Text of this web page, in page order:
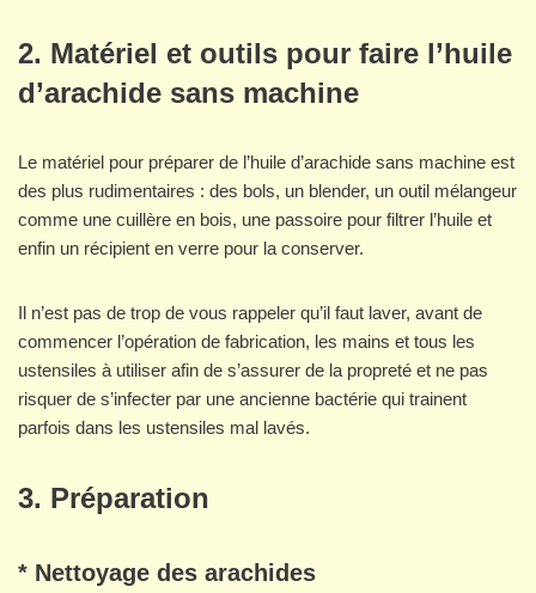
2. Matériel et outils pour faire l’huile
d’arachide sans machine
Le matériel pour préparer de l’huile d’arachide sans machine est
des plus rudimentaires : des bols, un blender, un outil mélangeur
comme une cuillère en bois, une passoire pour filtrer l’huile et
enfin un récipient en verre pour la conserver.
Il n’est pas de trop de vous rappeler qu’il faut laver, avant de
commencer l’opération de fabrication, les mains et tous les
ustensiles à utiliser afin de s’assurer de la propreté et ne pas
risquer de s’infecter par une ancienne bactérie qui trainent
parfois dans les ustensiles mal lavés.
3. Préparation
* Nettoyage des arachides